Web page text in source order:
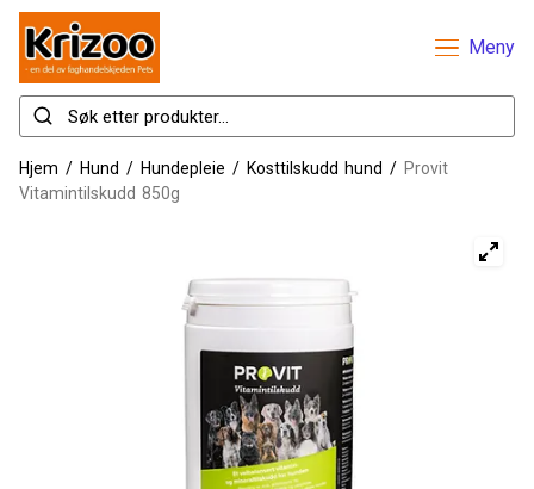
Meny
Hjem / Hund / Hundepleie / Kosttilskudd hund / Provit
Vitamintilskudd 850g